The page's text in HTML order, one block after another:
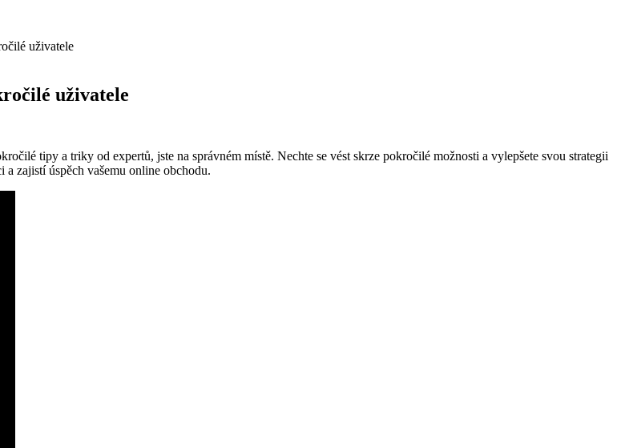
uživatele
uživatele
tipy a triky od expertů, jste na správném místě. Nechte se vést skrze pokročilé možnosti a vylepšete svou strategii
zajistí úspěch vašemu online obchodu.